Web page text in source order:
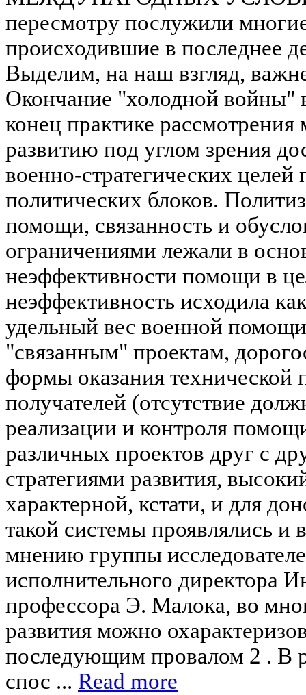
пересмотру послужили
происходившие в последнее
Выделим, на наш взгляд,
Окончание "холодной войны"
конец практике
развитию под углом зрения
военно-стратегических
политических блоков.
помощи, связанность и
ограничениями лежали в
неэффективности помощи в
неэффективность исходила
удельный вес военной
"связанным" проектам,
формы оказания технической
получателей (отсутствие
реализации и контроля
различных проектов друг с
стратегиями развития,
характерной, кстати, и для
такой системы проявлялись
мнению группы
исполнительного директора
профессора Э. Малока, во
развития можно
последующим провалом 2 . В
спос ... Read more